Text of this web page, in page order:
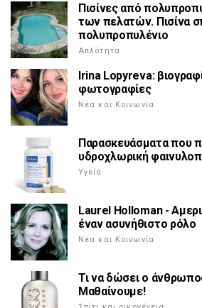
Πισίνες από
των πελατών. Πισίνα
πολυπροπυλένιο
Απλότητα
Irina Lopyreva:
φωτογραφίες
Νέα και Κοινωνία
Παρασκευάσματα που
υδροχλωρική
Υγεία
Laurel Holloman -
έναν ασυνήθιστο ρόλο
Νέα και Κοινωνία
Τι να δώσει ο
Μαθαίνουμε!